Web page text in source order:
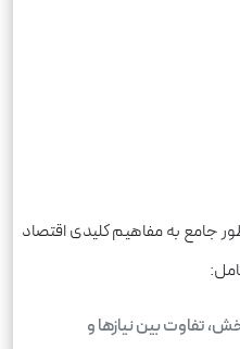
جامع به مفاهیم کلیدی اقتصاد
تفاوت بین نیازها و